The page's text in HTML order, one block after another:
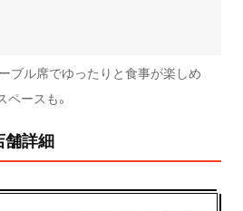
ブル席でゆったりと食事が楽しめ
ースも。
舗詳細